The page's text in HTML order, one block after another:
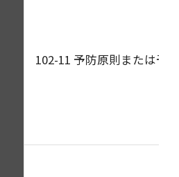
102-11 予防原則または予